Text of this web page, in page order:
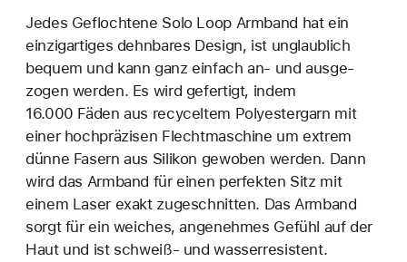
Jedes Geflochtene Solo Loop Armband hat ein
einzig­artiges dehn­bares Design, ist unglaublich
bequem und kann ganz einfach an‑ und ausge­
zogen werden. Es wird gefertigt, indem
16.000 Fäden aus recyceltem Polyester­garn mit
einer hoch­präzisen Flecht­maschine um extrem
dünne Fasern aus Silikon gewoben werden. Dann
wird das Armband für einen perfekten Sitz mit
einem Laser exakt zuge­schnitten. Das Armband
sorgt für ein weiches, angenehmes Gefühl auf der
Haut und ist schweiß- und wasser­resistent.